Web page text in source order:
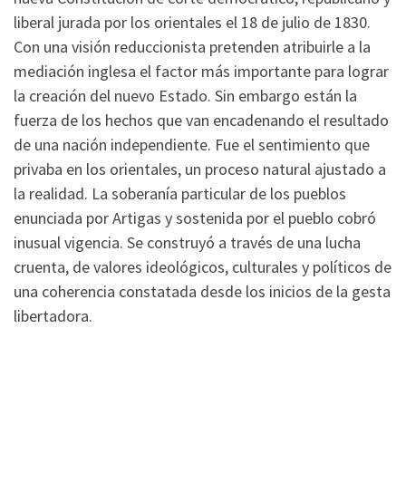
liberal jurada por los orientales el 18 de julio de 1830.
Con una visión reduccionista pretenden atribuirle a la
mediación inglesa el factor más importante para lograr
la creación del nuevo Estado. Sin embargo están la
fuerza de los hechos que van encadenando el resultado
de una nación independiente. Fue el sentimiento que
privaba en los orientales, un proceso natural ajustado a
la realidad. La soberanía particular de los pueblos
enunciada por Artigas y sostenida por el pueblo cobró
inusual vigencia. Se construyó a través de una lucha
cruenta, de valores ideológicos, culturales y políticos de
una coherencia constatada desde los inicios de la gesta
libertadora.